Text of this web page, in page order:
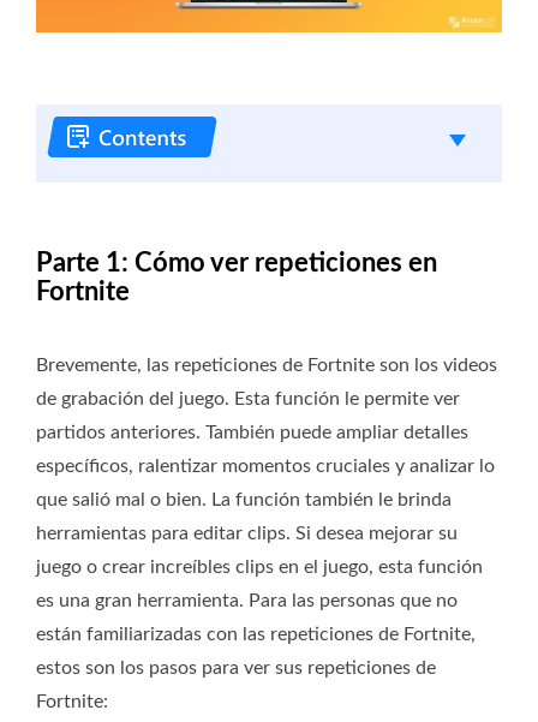
Parte 1: Cómo ver repeticiones en
Fortnite
Brevemente, las repeticiones de Fortnite son los videos
de grabación del juego. Esta función le permite ver
partidos anteriores. También puede ampliar detalles
específicos, ralentizar momentos cruciales y analizar lo
que salió mal o bien. La función también le brinda
herramientas para editar clips. Si desea mejorar su
juego o crear increíbles clips en el juego, esta función
es una gran herramienta. Para las personas que no
están familiarizadas con las repeticiones de Fortnite,
estos son los pasos para ver sus repeticiones de
Fortnite: